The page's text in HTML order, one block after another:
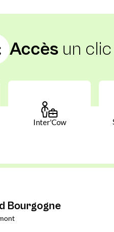
Accès un clic
Inter'Cow
Bourgogne